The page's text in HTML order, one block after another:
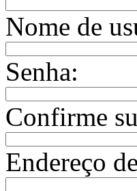
Nome de
Senha:
Confirme
Endereço